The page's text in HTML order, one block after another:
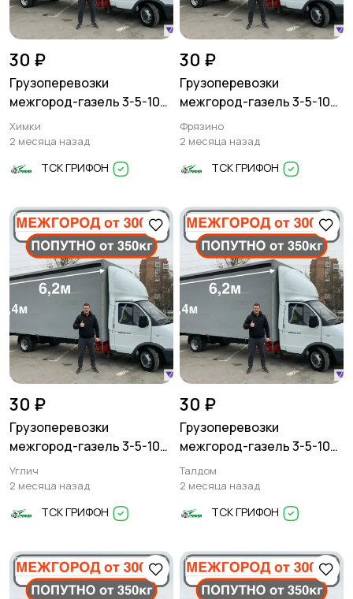
30 ₽
Грузоперевозки
межгород-газель 3-5-10
тонн
Химки
2 месяца назад
ТСК ГРИФОН
30 ₽
Грузоперевозки
межгород-газель 3-5-10
тонн
Фрязино
2 месяца назад
ТСК ГРИФОН
30 ₽
Грузоперевозки
межгород-газель 3-5-10
тонн
Углич
2 месяца назад
ТСК ГРИФОН
30 ₽
Грузоперевозки
межгород-газель 3-5-10
тонн
Талдом
2 месяца назад
ТСК ГРИФОН